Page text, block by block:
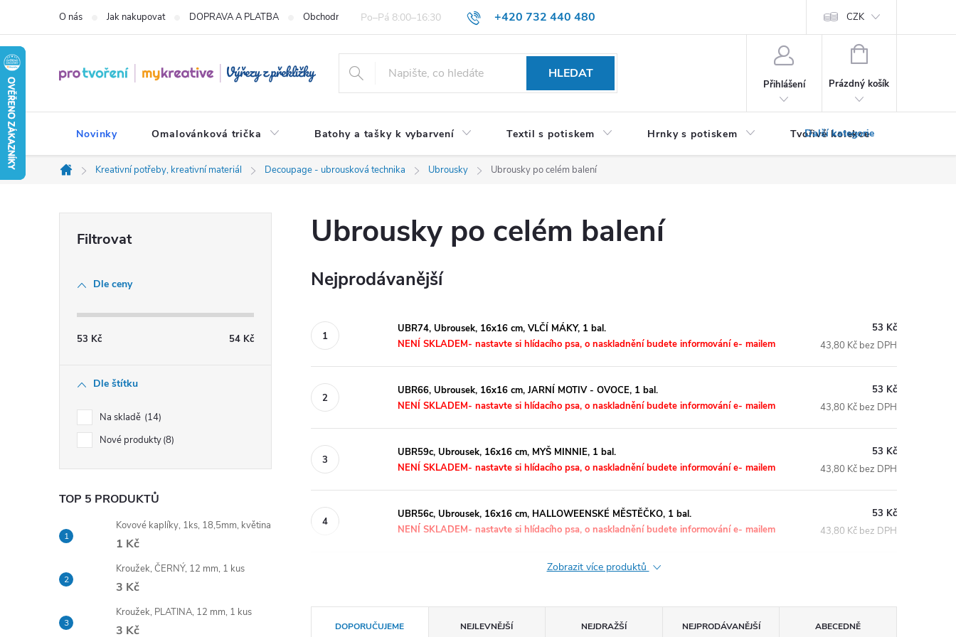
obsah
+420 732 440 480
O nás Jak nakupovat DOPRAVA A PLATBA Obchodní podmínky pro spotřebitele VŠEOBECNÉ OBCHODNÍ PODMÍNKY PRO PODNIKATELE (B2B) Podmínky ochrany osobních údajů
CZK
HLEDAT
Přihlášení
NÁKUPNÍ
Prázdný košík
Novinky Omalovánková trička Batohy a tašky k vybarvení Textil s potiskem Hrnky s potiskem Tvořivé kolekce
Domů
Kreativní potřeby, kreativní materiál Decoupage - ubrousková technika Ubrousky Ubrousky po celém balení
n
í
p
a
n
Dle ceny
53 Kč 54 Kč
Dle štítku
Na skladě 14
Nové produkty 8
TOP 5 PRODUKTŮ
Kovové kaplíky, 1ks, 18,5mm, květina
1 Kč
Kroužek, ČERNÝ, 12 mm, 1 kus
3 Kč
Kroužek, PLATINA, 12 mm, 1 kus
3 Kč
Ubrousky po celém balení
Nejprodávanější
UBR74, Ubrousek, 16x16 cm, VLČÍ MÁKY, 1 bal.
NENÍ SKLADEM- nastavte si hlídacího psa, o naskladnění budete informování e- mailem
53 Kč
43,80 Kč bez DPH
UBR66, Ubrousek, 16x16 cm, JARNÍ MOTIV - OVOCE, 1 bal.
NENÍ SKLADEM- nastavte si hlídacího psa, o naskladnění budete informování e- mailem
53 Kč
43,80 Kč bez DPH
UBR59c, Ubrousek, 16x16 cm, MYŠ MINNIE, 1 bal.
NENÍ SKLADEM- nastavte si hlídacího psa, o naskladnění budete informování e- mailem
53 Kč
43,80 Kč bez DPH
UBR56c, Ubrousek, 16x16 cm, HALLOWEENSKÉ MĚSTĚČKO, 1 bal.
NENÍ SKLADEM- nastavte si hlídacího psa, o naskladnění budete informování e- mailem
53 Kč
43,80 Kč bez DPH
Zobrazit více produktů
DOPORUČUJEME NEJLEVNĚJŠÍ NEJDRAŽŠÍ NEJPRODÁVANĚJŠÍ ABECEDNĚ